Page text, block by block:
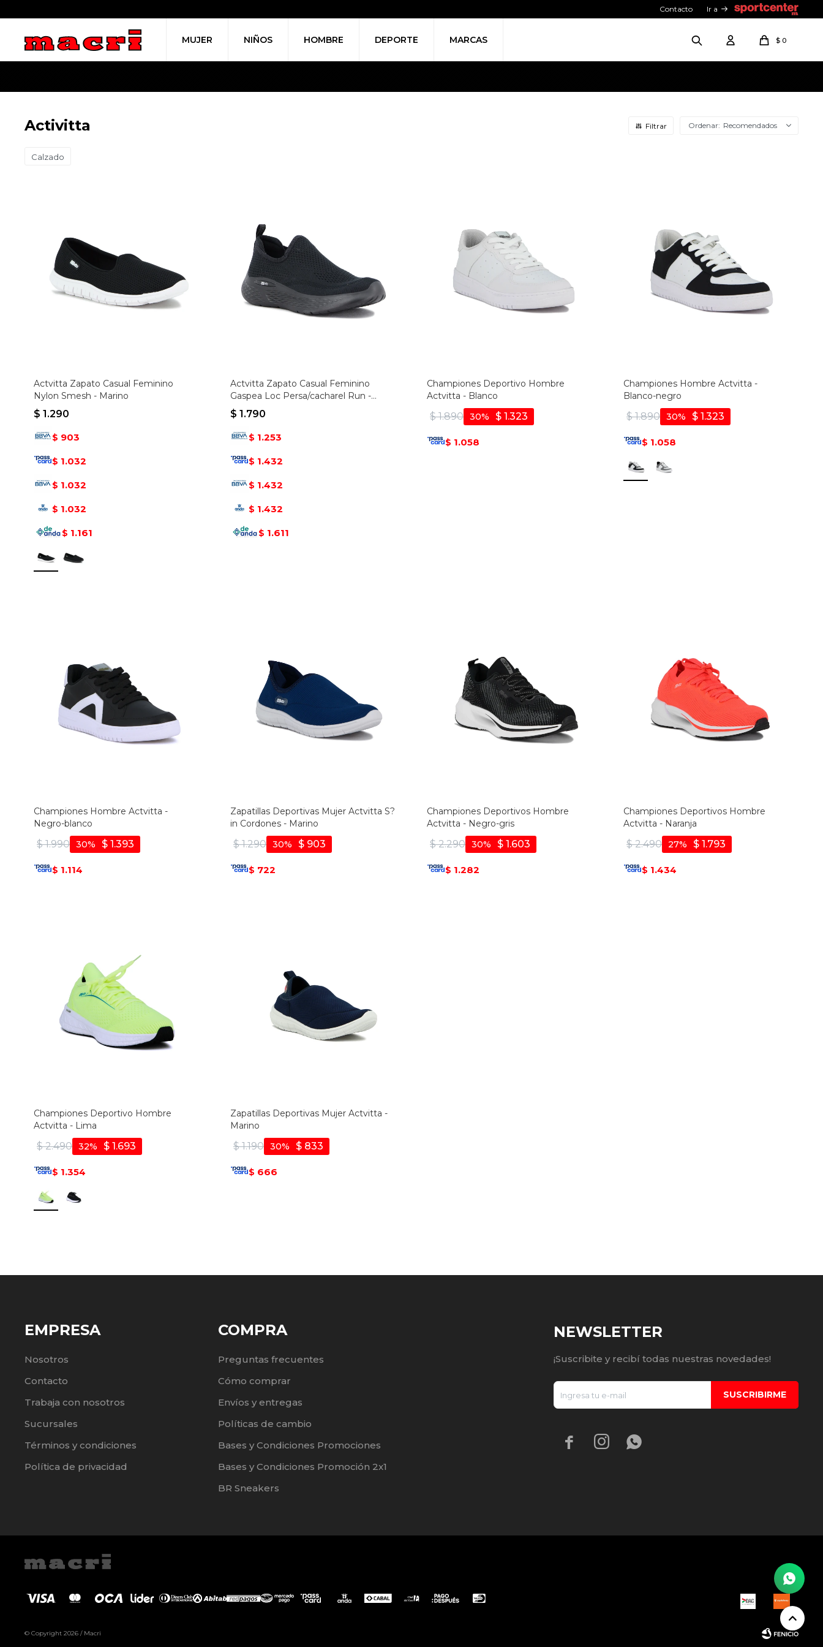
MUJER NIÑOS HOMBRE DEPORTE MARCAS $ 0
Contacto Ir a
Activitta Recomendados
Calzado
Actvitta Zapato Casual Feminino
Nylon Smesh - Marino
$ 1.290
$ 903
$ 1.032
$ 1.032
$ 1.032
$ 1.161
Actvitta Zapato Casual Feminino
Gaspea Loc Persa/cacharel Run -
Negro-negro
$ 1.790
$ 1.253
$ 1.432
$ 1.432
$ 1.432
$ 1.611
Championes Deportivo Hombre
Actvitta - Blanco
$ 1.890 $ 1.323
30
$ 1.058
Championes Hombre Actvitta -
Blanco-negro
$ 1.890 $ 1.323
30
$ 1.058
Championes Hombre Actvitta -
Negro-blanco
$ 1.990 $ 1.393
30
$ 1.114
Zapatillas Deportivas Mujer Actvitta S?
in Cordones - Marino
$ 1.290 $ 903
30
$ 722
Championes Deportivos Hombre
Actvitta - Negro-gris
$ 2.290 $ 1.603
30
$ 1.282
Championes Deportivos Hombre
Actvitta - Naranja
$ 2.490 $ 1.793
27
$ 1.434
Championes Deportivo Hombre
Actvitta - Lima
$ 2.490 $ 1.693
32
$ 1.354
Zapatillas Deportivas Mujer Actvitta -
Marino
$ 1.190 $ 833
30
$ 666
EMPRESA
Nosotros
Contacto
Trabaja con nosotros
Sucursales
Términos y condiciones
Política de privacidad
COMPRA
Preguntas frecuentes
Cómo comprar
Envíos y entregas
Políticas de cambio
Bases y Condiciones Promociones
Bases y Condiciones Promoción 2x1
BR Sneakers
NEWSLETTER
¡Suscribite y recibí todas nuestras novedades!
SUSCRIBIRME
  
© Copyright 2026 / Macri